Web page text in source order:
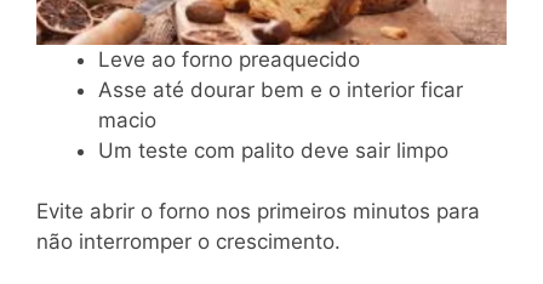
Leve ao forno preaquecido
Asse até dourar bem e o interior ficar
macio
Um teste com palito deve sair limpo
Evite abrir o forno nos primeiros minutos para
não interromper o crescimento.